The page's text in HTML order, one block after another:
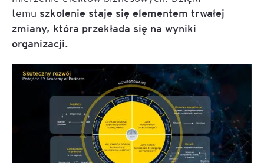
temu szkolenie staje się elementem trwałej
zmiany, która przekłada się na wyniki
organizacji.